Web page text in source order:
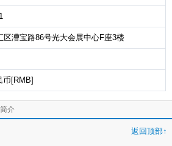
区漕宝路86号光大会展中心F座3楼
币[RMB]
介
返回顶部↑